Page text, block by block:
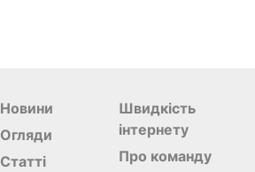
Новини
Огляди
Статті
Швидкість
інтернету
Про команду